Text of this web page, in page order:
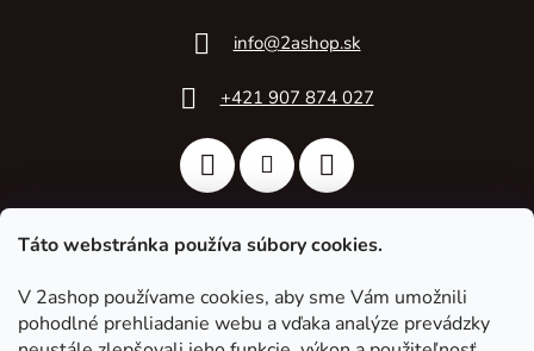
Táto webstránka používa súbory cookies.
V 2ashop používame cookies, aby sme Vám umožnili
pohodlné prehliadanie webu a vďaka analýze prevádzky
info@2ashop.sk
+421 907 874 027
2A Acoustic